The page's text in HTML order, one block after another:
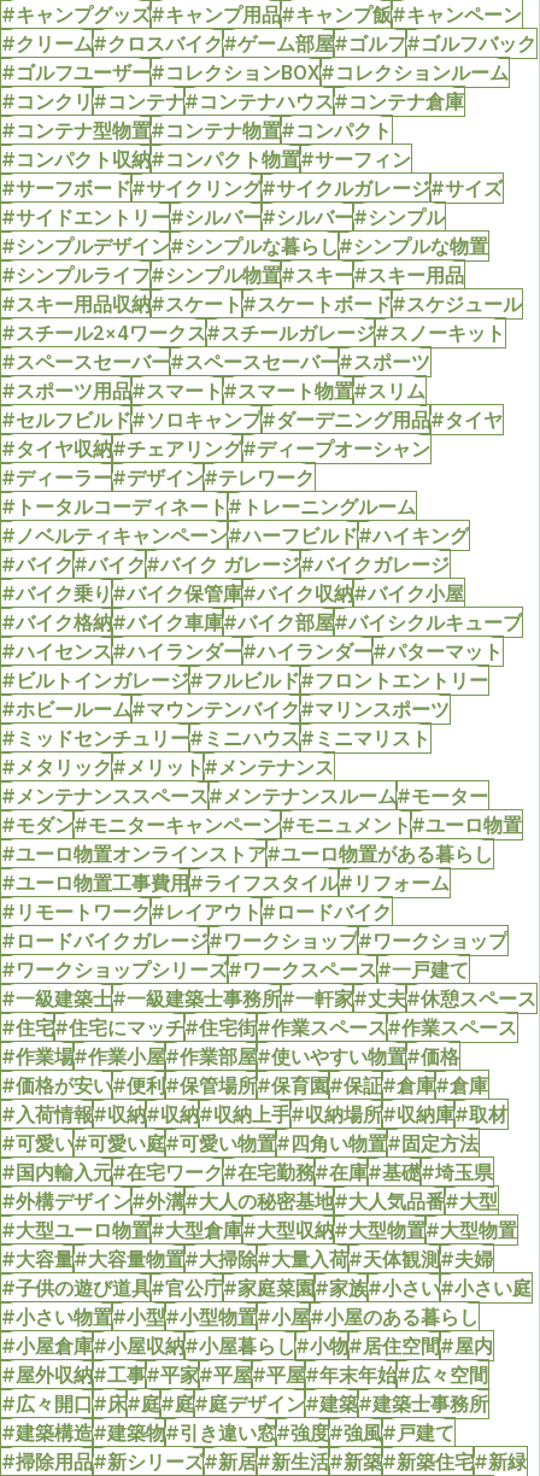
#キャンプグッズ#キャンプ用品#キャンプ飯#キャンペーン
#クリーム#クロスバイク#ゲーム部屋#ゴルフ#ゴルフバック
#ゴルフユーザー#コレクションBOX#コレクションルーム
#コンクリ#コンテナ#コンテナハウス#コンテナ倉庫
#コンテナ型物置#コンテナ物置#コンパクト
#コンパクト収納#コンパクト物置#サーフィン
#サーフボード#サイクリング#サイクルガレージ#サイズ
#サイドエントリー#シルバー#シルバー#シンプル
#シンプルデザイン#シンプルな暮らし#シンプルな物置
#シンプルライフ#シンプル物置#スキー#スキー用品
#スキー用品収納#スケート#スケートボード#スケジュール
#スチール2×4ワークス#スチールガレージ#スノーキット
#スペースセーバー#スペースセーバー#スポーツ
#スポーツ用品#スマート#スマート物置#スリム
#セルフビルド#ソロキャンプ#ダーデニング用品#タイヤ
#タイヤ収納#チェアリング#ディープオーシャン
#ディーラー#デザイン#テレワーク
#トータルコーディネート#トレーニングルーム
#ノベルティキャンペーン#ハーフビルド#ハイキング
#バイク#バイク#バイク ガレージ#バイクガレージ
#バイク乗り#バイク保管庫#バイク収納#バイク小屋
#バイク格納#バイク車庫#バイク部屋#バイシクルキューブ
#ハイセンス#ハイランダー#ハイランダー#パターマット
#ビルトインガレージ#フルビルド#フロントエントリー
#ホビールーム#マウンテンバイク#マリンスポーツ
#ミッドセンチュリー#ミニハウス#ミニマリスト
#メタリック#メリット#メンテナンス
#メンテナンススペース#メンテナンスルーム#モーター
#モダン#モニターキャンペーン#モニュメント#ユーロ物置
#ユーロ物置オンラインストア#ユーロ物置がある暮らし
#ユーロ物置工事費用#ライフスタイル#リフォーム
#リモートワーク#レイアウト#ロードバイク
#ロードバイクガレージ#ワークショップ#ワークショップ
#ワークショップシリーズ#ワークスペース#一戸建て
#一級建築士#一級建築士事務所#一軒家#丈夫#休憩スペース
#住宅#住宅にマッチ#住宅街#作業スペース#作業スペース
#作業場#作業小屋#作業部屋#使いやすい物置#価格
#価格が安い#便利#保管場所#保育園#保証#倉庫#倉庫
#入荷情報#収納#収納#収納上手#収納場所#収納庫#取材
#可愛い#可愛い庭#可愛い物置#四角い物置#固定方法
#国内輸入元#在宅ワーク#在宅勤務#在庫#基礎#埼玉県
#外構デザイン#外溝#大人の秘密基地#大人気品番#大型
#大型ユーロ物置#大型倉庫#大型収納#大型物置#大型物置
#大容量#大容量物置#大掃除#大量入荷#天体観測#夫婦
#子供の遊び道具#官公庁#家庭菜園#家族#小さい#小さい庭
#小さい物置#小型#小型物置#小屋#小屋のある暮らし
#小屋倉庫#小屋収納#小屋暮らし#小物#居住空間#屋内
#屋外収納#工事#平家#平屋#平屋#年末年始#広々空間
#広々開口#床#庭#庭#庭デザイン#建築#建築士事務所
#建築構造#建築物#引き違い窓#強度#強風#戸建て
#掃除用品#新シリーズ#新居#新生活#新築#新築住宅#新緑